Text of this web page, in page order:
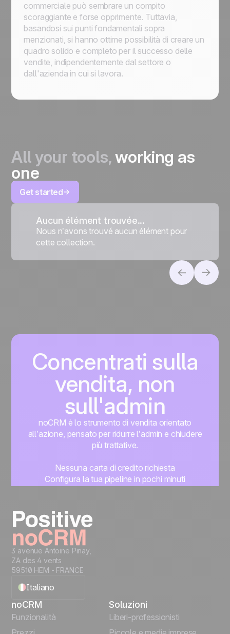
commerciale può sembrare un compito
scoraggiante e forse opprimente. Tuttavia,
basandosi sui punti fondamentali sopra
menzionati, si hanno ottime possibilità di creare un
quadro solido e completo per il successo delle
vendite, indipendentemente dal settore o
dall'azienda in cui si lavora.
All your tools,working as
one
Get started
Aucun élément trouvée...
Nous n’avons trouvé aucun élément pour
cette collection.
Concentrati sulla
vendita, non
sull'admin
noCRM è lo strumento di vendita orientato
all’azione, pensato per ridurre l’admin e chiudere
più trattative.
Nessuna carta di credito richiesta
Configura la tua pipeline in pochi minuti
3 avenue Antoine Pinay,
ZA des 4 vents
59510 HEM - FRANCE
Italiano
English
noCRM
Funzionalità
Soluzioni
Liberi-professionisti